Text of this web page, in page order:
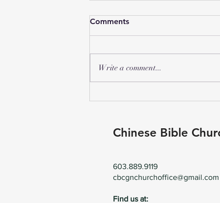
Comments
Write a comment...
Chinese Bible
603.889.9119
cbcgnchurchoffice@gmail.com
Find us at: